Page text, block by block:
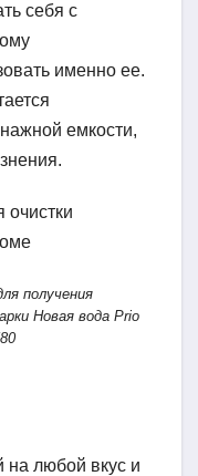
себя с
именно ее.
емкости,
получения
Новая вода Prio
любой вкус и